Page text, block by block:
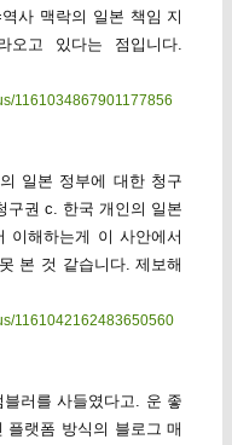
사 맥락의 일본 책임 지
고 있다는 점입니다.
1161034867901177856
일본 정부에 대한 청구
구권 c. 한국 개인의 일본
이해하는게 이 사안에서
본 것 같습니다. 제보해
1161042162483650560
러를 사들였다고. 운 좋
플랫폼 방식의 블로그 매